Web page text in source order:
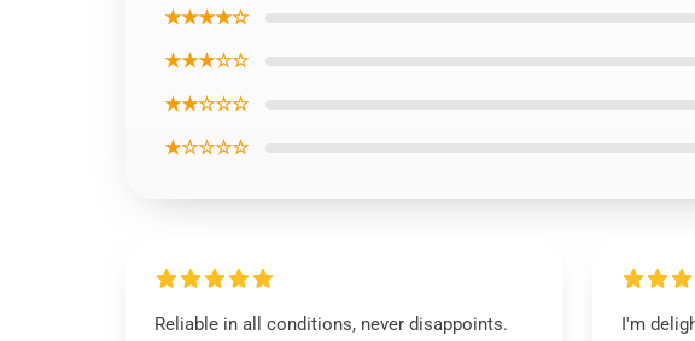
★★★★☆
★★★☆☆
★★☆☆☆
★☆☆☆☆
Reliable in all conditions, never disappoints.
I'm